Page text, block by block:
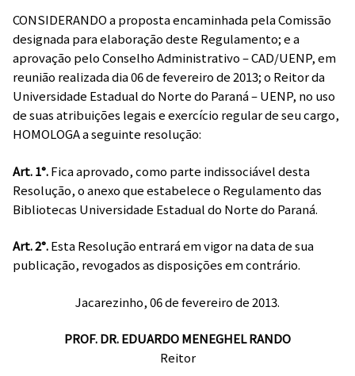
CONSIDERANDO a proposta encaminhada pela Comissão
designada para elaboração deste Regulamento; e a
aprovação pelo Conselho Administrativo – CAD/UENP, em
reunião realizada dia 06 de fevereiro de 2013; o Reitor da
Universidade Estadual do Norte do Paraná – UENP, no uso
de suas atribuições legais e exercício regular de seu cargo,
HOMOLOGA a seguinte resolução:
Art. 1°.Fica aprovado, como parte indissociável desta
Resolução, o anexo que estabelece o Regulamento das
Bibliotecas Universidade Estadual do Norte do Paraná.
Art. 2°.Esta Resolução entrará em vigor na data de sua
publicação, revogados as disposições em contrário.
Jacarezinho, 06 de fevereiro de 2013.
PROF. DR. EDUARDO MENEGHEL RANDO
Reitor